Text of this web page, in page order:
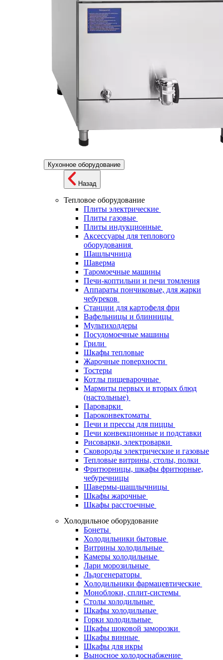
Кухонное оборудование
Назад
Тепловое оборудование
Плиты электрические
Плиты газовые
Плиты индукционные
Аксессуары для теплового
оборудования
Шашлычница
Шаверма
Таромоечные машины
Печи-коптильни и печи томления
Аппараты пончиковые, для жарки
чебуреков
Станции для картофеля фри
Вафельницы и блинницы
Мультихолдеры
Посудомоечные машины
Грили
Шкафы тепловые
Жарочные поверхности
Тостеры
Котлы пищеварочные
Мармиты первых и вторых блюд
(настольные)
Пароварки
Пароконвектоматы
Печи и прессы для пиццы
Печи конвекционные и подставки
Рисоварки, электроварки
Сковороды электрические и газовые
Тепловые витрины, столы, полки
Фритюрницы, шкафы фритюрные,
чебуречницы
Шавермы-шашлычницы
Шкафы жарочные
Шкафы расстоечные
Холодильное оборудование
Бонеты
Холодильники бытовые
Витрины холодильные
Камеры холодильные
Лари морозильные
Льдогенераторы
Холодильники фармацевтические
Моноблоки, сплит-системы
Столы холодильные
Шкафы холодильные
Горки холодильные
Шкафы шоковой заморозки
Шкафы винные
Шкафы для икры
Выносное холодоснабжение